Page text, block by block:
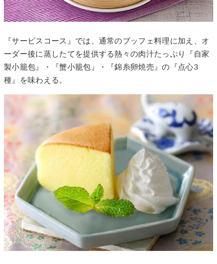
『サービスコース』では、通常のブッフェ料理に加え、オ
ーダー後に蒸したてを提供する熱々の肉汁たっぷり『自家
製小籠包』・『蟹小籠包』・『錦糸卵焼売』の『点心3
種』を味わえる。